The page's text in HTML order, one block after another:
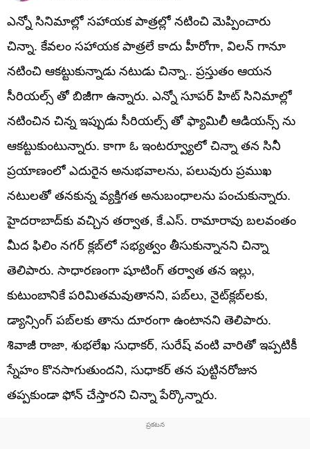
ఎన్నో సినిమాల్లో సహాయక పాత్రల్లో నటించి మెప్పించారు
చిన్నా. కేవలం సహాయక పాత్రలే కాదు హీరోగా, విలన్ గానూ
నటించి ఆకట్టుకున్నాడు నటుడు చిన్నా.. ప్రస్తుతం ఆయన
సీరియల్స్ తో బిజీగా ఉన్నారు. ఎన్నో సూపర్ హిట్ సినిమాల్లో
నటించిన చిన్న ఇప్పుడు సీరియల్స్ తో ఫ్యామిలీ ఆడియన్స్ ను
ఆకట్టుకుంటున్నారు. కాగా ఓ ఇంటర్వ్యూలో చిన్నా తన సినీ
ప్రయాణంలో ఎదురైన అనుభవాలను, పలువురు ప్రముఖ
నటులతో తనకున్న వ్యక్తిగత అనుబంధాలను పంచుకున్నారు.
హైదరాబాద్‌కు వచ్చిన తర్వాత, కే.ఎస్. రామారావు బలవంతం
మీద ఫిలిం నగర్ క్లబ్‌లో సభ్యత్వం తీసుకున్నానని చిన్నా
తెలిపారు. సాధారణంగా షూటింగ్ తర్వాత తన ఇల్లు,
కుటుంబానికే పరిమితమవుతానని, పబ్‌లు, నైట్‌క్లబ్‌లకు,
డ్యాన్సింగ్ పబ్‌లకు తాను దూరంగా ఉంటానని తెలిపారు.
శివాజీ రాజా, శుభలేఖ సుధాకర్, సురేష్ వంటి వారితో ఇప్పటికీ
స్నేహం కొనసాగుతుందని, సుధాకర్ తన పుట్టినరోజున
తప్పకుండా ఫోన్ చేస్తారని చిన్నా పేర్కొన్నారు.